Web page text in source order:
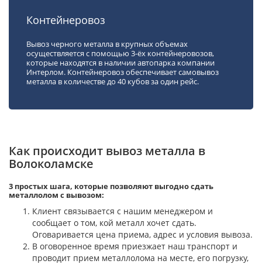
Контейнеровоз
Вывоз черного металла в крупных объемах
осуществляется с помощью 3-ёх контейнеровозов,
которые находятся в наличии автопарка компании
Интерлом. Контейнеровоз обеспечивает самовывоз
металла в количестве до 40 кубов за один рейс.
Как происходит вывоз металла в
Волоколамске
3 простых шага, которые позволяют выгодно сдать
металлолом с вывозом:
Клиент связывается с нашим менеджером и
сообщает о том, кой металл хочет сдать.
Оговаривается цена приема, адрес и условия вывоза.
В оговоренное время приезжает наш транспорт и
проводит прием металлолома на месте, его погрузку,